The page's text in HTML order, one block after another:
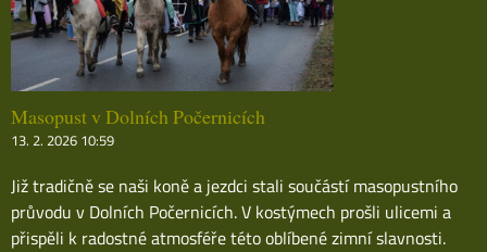
Masopust v Dolních Počernicích
13. 2. 2026 10:59
Již tradičně se naši koně a jezdci stali součástí masopustního
průvodu v Dolních Počernicích. V kostýmech prošli ulicemi a
přispěli k radostné atmosféře této oblíbené zimní slavnosti.